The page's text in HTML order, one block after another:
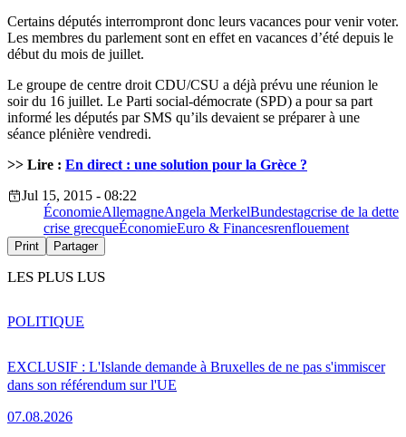
Certains députés interrompront donc leurs vacances pour venir voter.
Les membres du parlement sont en effet en vacances d’été depuis le
début du mois de juillet.
Le groupe de centre droit CDU/CSU a déjà prévu une réunion le
soir du 16 juillet. Le Parti social-démocrate (SPD) a pour sa part
informé les députés par SMS qu’ils devaient se préparer à une
séance plénière vendredi.
>> Lire : En direct : une solution pour la Grèce ?
Jul 15, 2015 - 08:22
ÉconomieAllemagneAngela MerkelBundestagcrise de la dette
crise grecqueÉconomieEuro & Financesrenflouement
Print Partager
LES PLUS LUS
EXCLUSIF : L'Islande demande à Bruxelles de ne pas s'immiscer
dans son référendum sur l'UE
07.08.2026
POLITIQUE